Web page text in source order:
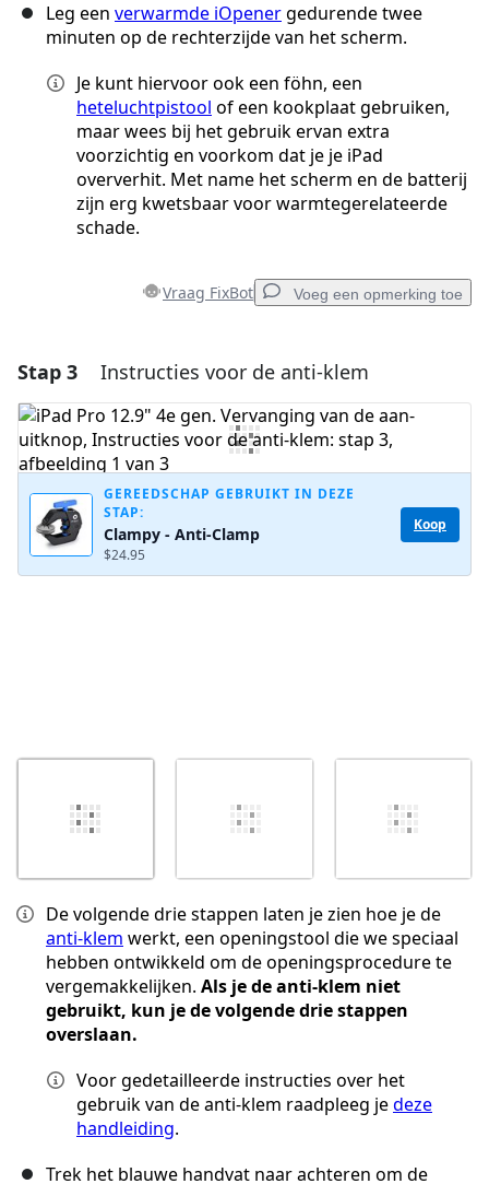
Leg een verwarmde iOpenergedurende twee
minuten op de rechterzijde van het scherm.
Je kunt hiervoor ook een föhn, een
heteluchtpistool of een kookplaat gebruiken,
maar wees bij het gebruik ervan extra
voorzichtig en voorkom dat je je iPad
oververhit. Met name het scherm en de batterij
zijn erg kwetsbaar voor warmtegerelateerde
schade.
Vraag FixBot Voeg een opmerking toe
Voeg een opmerking toe
Voeg opmerking toe
Plaats opmerking
Stap 3 Instructies voor de anti-klem
GEREEDSCHAP GEBRUIKT IN DEZE
STAP:
Clampy - Anti-Clamp
$24.95
Koop
De volgende drie stappen laten je zien hoe je de
anti-klem werkt, een openingstool die we speciaal
hebben ontwikkeld om de openingsprocedure te
vergemakkelijken. Als je de anti-klem niet
gebruikt, kun je de volgende drie stappen
overslaan.
Voor gedetailleerde instructies over het
gebruik van de anti-klem raadpleeg jedeze
handleiding.
Trek het blauwe handvat naar achteren om de